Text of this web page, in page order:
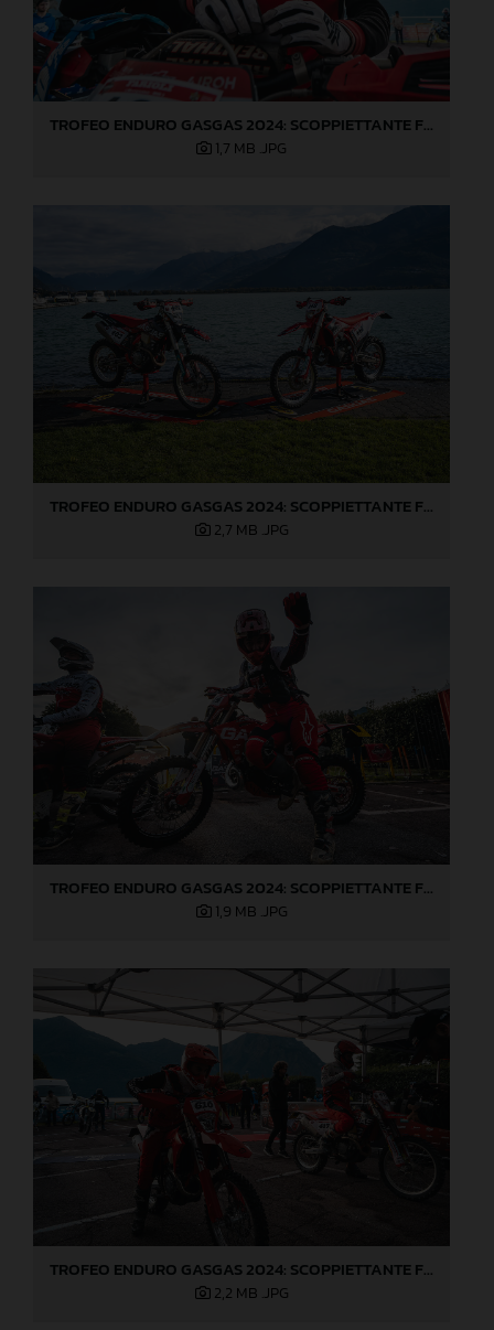
TROFEO ENDURO GASGAS 2024: SCOPPIETTANTE FINALE DI STAGIONE A LOVERE!
1,7 MB .JPG
TROFEO ENDURO GASGAS 2024: SCOPPIETTANTE FINALE DI STAGIONE A LOVERE!
2,7 MB .JPG
TROFEO ENDURO GASGAS 2024: SCOPPIETTANTE FINALE DI STAGIONE A LOVERE!
1,9 MB .JPG
TROFEO ENDURO GASGAS 2024: SCOPPIETTANTE FINALE DI STAGIONE A LOVERE!
2,2 MB .JPG